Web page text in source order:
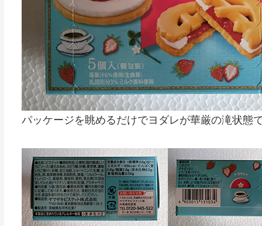
パッケージを眺めるだけでヨダレが華厳の滝状態